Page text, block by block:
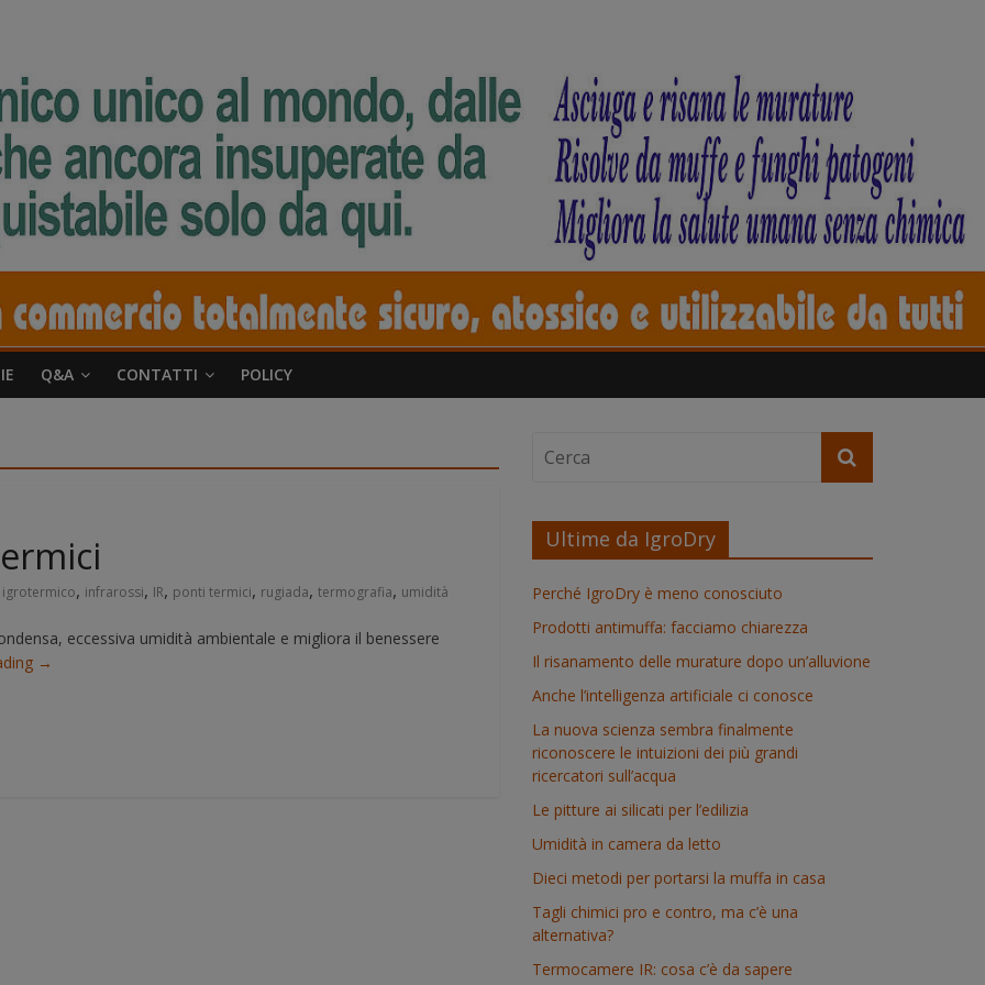
Q&A CONTATTI POLICY
igrotermico, infrarossi, IR, ponti termici, rugiada, termografia, umidità
eccessiva umidità ambientale e migliora il benessere
→
Ultime da IgroDry
Perché IgroDry è meno conosciuto
Prodotti antimuffa: facciamo chiarezza
Il risanamento delle murature dopo un’alluvione
Anche l’intelligenza artificiale ci conosce
La nuova scienza sembra finalmente
riconoscere le intuizioni dei più grandi
ricercatori sull’acqua
Le pitture ai silicati per l’edilizia
Umidità in camera da letto
Dieci metodi per portarsi la muffa in casa
Tagli chimici pro e contro, ma c’è una
alternativa?
Termocamere IR: cosa c’è da sapere